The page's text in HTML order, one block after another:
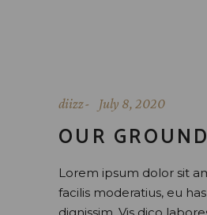
diizz July 8, 2020
OUR
Lorem ipsum dolor sit
facilis moderatius, eu
dignissim. Vis dico